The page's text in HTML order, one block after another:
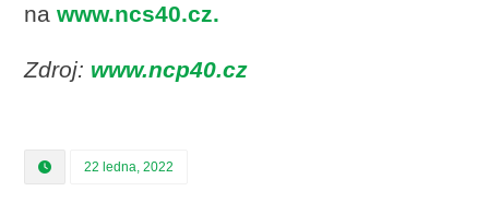
nawww.ncs40.cz.
Zdroj: www.ncp40.cz
22 ledna, 2022